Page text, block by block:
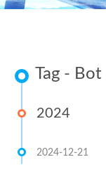
Tag - Bot
2024
2024-12-21